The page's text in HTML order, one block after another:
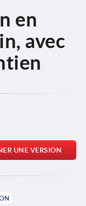
en
avec
UNE VERSION